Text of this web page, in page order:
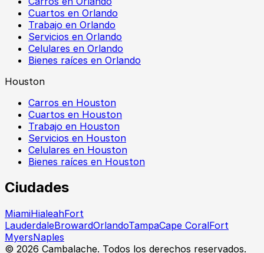
Cuartos en Orlando
Trabajo en Orlando
Servicios en Orlando
Celulares en Orlando
Bienes raíces en Orlando
Houston
Carros en Houston
Cuartos en Houston
Trabajo en Houston
Servicios en Houston
Celulares en Houston
Bienes raíces en Houston
Ciudades
MiamiHialeahFort
LauderdaleBrowardOrlandoTampaCape CoralFort
MyersNaples
© 2026 Cambalache. Todos los derechos reservados.